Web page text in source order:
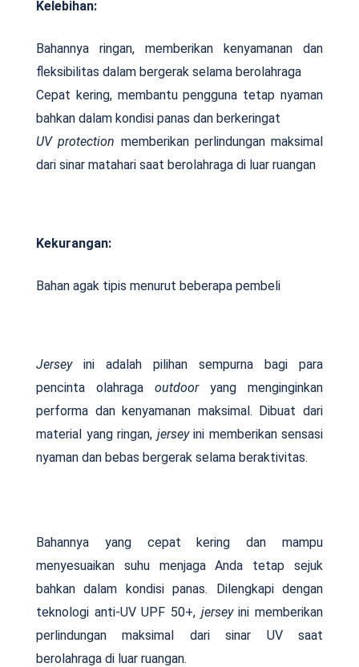
Kelebihan:
Bahannya ringan, memberikan kenyamanan dan
fleksibilitas dalam bergerak selama berolahraga
Cepat kering, membantu pengguna tetap nyaman
bahkan dalam kondisi panas dan berkeringat
UV protection memberikan perlindungan maksimal
dari sinar matahari saat berolahraga di luar ruangan
Kekurangan:
Bahan agak tipis menurut beberapa pembeli
Jerseyini adalah pilihan sempurna bagi para
pencinta olahraga outdooryang menginginkan
performa dan kenyamanan maksimal. Dibuat dari
material yang ringan, jerseyini memberikan sensasi
nyaman dan bebas bergerak selama beraktivitas.
Bahannya yang cepat kering dan mampu
menyesuaikan suhu menjaga Anda tetap sejuk
bahkan dalam kondisi panas. Dilengkapi dengan
teknologi anti-UV UPF 50+, jerseyini memberikan
perlindungan maksimal dari sinar UV saat
berolahraga di luar ruangan.